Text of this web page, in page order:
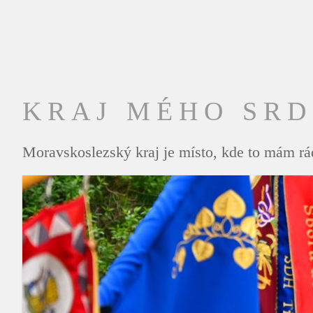
KRAJ MÉHO
Moravskoslezský kraj je místo, kde to mám